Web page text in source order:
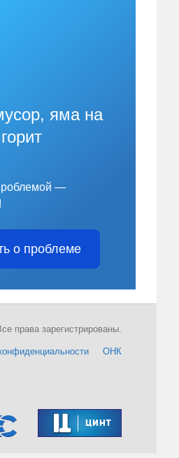
яма на
—
о проблеме
ОНК
права зарегистрированы.